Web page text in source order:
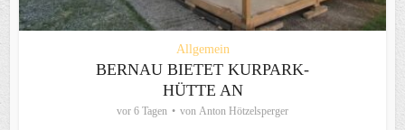
Allgemein
BERNAU BIETET KURPARK-
HÜTTE AN
vor 6 Tagen von Anton Hötzelsperger